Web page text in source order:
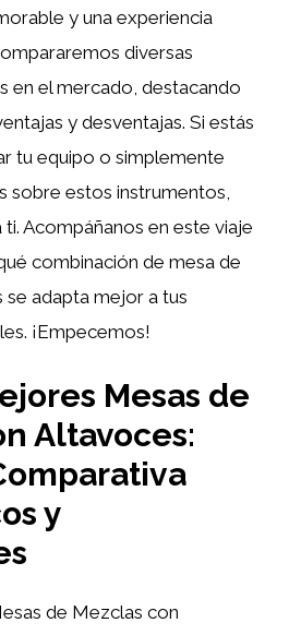
y una experiencia
diversas
en el mercado, destacando
y desventajas. Si estás
tu equipo o simplemente
sobre estos instrumentos,
Acompáñanos en este viaje
combinación de mesa de
adapta mejor a tus
¡Empecemos!
Mesas de
Altavoces:
y
de Mezclas con